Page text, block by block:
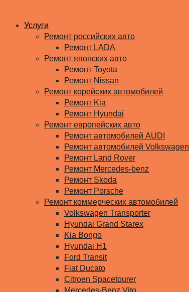
Услуги
Ремонт российских авто
Ремонт LADA
Ремонт японских авто
Ремонт Toyota
Ремонт Nissan
Ремонт корейских автомобилей
Ремонт Kia
Ремонт Hyundai
Ремонт европейских авто
Ремонт автомобилей AUDI
Ремонт автомобилей Volkswagen
Ремонт Land Rover
Ремонт Mercedes-benz
Ремонт Skoda
Ремонт Porsche
Ремонт коммерческих автомобилей
Volkswagen Transporter
Hyundai Grand Starex
Kia Bongo
Hyundai H1
Ford Transit
Fiat Ducato
Citroen Spacetourer
Mercedes-Benz Vito